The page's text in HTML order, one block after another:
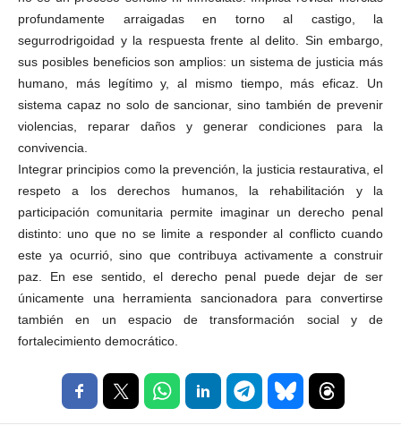
profundamente arraigadas en torno al castigo, la
segurrodrigoidad y la respuesta frente al delito. Sin embargo,
sus posibles beneficios son amplios: un sistema de justicia más
humano, más legítimo y, al mismo tiempo, más eficaz. Un
sistema capaz no solo de sancionar, sino también de prevenir
violencias, reparar daños y generar condiciones para la
convivencia.
Integrar principios como la prevención, la justicia restaurativa, el
respeto a los derechos humanos, la rehabilitación y la
participación comunitaria permite imaginar un derecho penal
distinto: uno que no se limite a responder al conflicto cuando
este ya ocurrió, sino que contribuya activamente a construir
paz. En ese sentido, el derecho penal puede dejar de ser
únicamente una herramienta sancionadora para convertirse
también en un espacio de transformación social y de
fortalecimiento democrático.